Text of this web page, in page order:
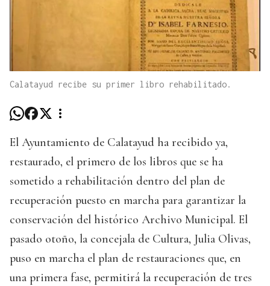
Calatayud recibe su primer libro rehabilitado.
El Ayuntamiento de Calatayud ha recibido ya,
restaurado, el primero de los libros que se ha
sometido a rehabilitación dentro del plan de
recuperación puesto en marcha para garantizar la
conservación del histórico Archivo Municipal. El
pasado otoño, la concejala de Cultura, Julia Olivas,
puso en marcha el plan de restauraciones que, en
una primera fase, permitirá la recuperación de tres